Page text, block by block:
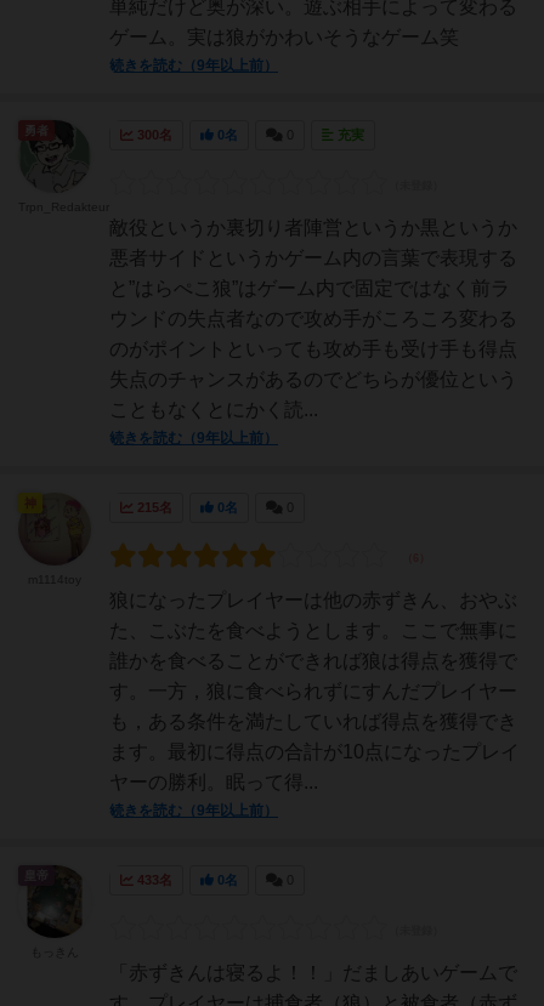
単純だけど奥が深い。遊ぶ相手によって変わる
ゲーム。実は狼がかわいそうなゲーム笑
続きを読む（9年以上前）
300名 0名 充実
敵役というか裏切り者陣営というか黒というか
悪者サイドというかゲーム内の言葉で表現する
と”はらぺこ狼”はゲーム内で固定ではなく前ラ
ウンドの失点者なので攻め手がころころ変わる
のがポイントといっても攻め手も受け手も得点
失点のチャンスがあるのでどちらが優位という
こともなくとにかく読...
続きを読む（9年以上前）
勇者
215名 0名
狼になったプレイヤーは他の赤ずきん、おやぶ
た、こぶたを食べようとします。ここで無事に
誰かを食べることができれば狼は得点を獲得で
す。一方，狼に食べられずにすんだプレイヤー
も，ある条件を満たしていれば得点を獲得でき
ます。最初に得点の合計が10点になったプレイ
ヤーの勝利。眠って得...
続きを読む（9年以上前）
神
433名 0名
「赤ずきんは寝るよ！！」だましあいゲームで
皇帝